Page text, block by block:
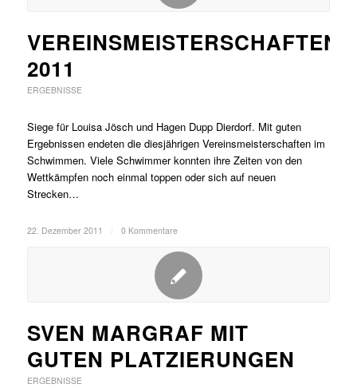
VEREINSMEISTERSCHAFTEN
2011
ERGEBNISSE
Siege für Louisa Jösch und Hagen Dupp Dierdorf. Mit guten
Ergebnissen endeten die diesjährigen Vereinsmeisterschaften im
Schwimmen. Viele Schwimmer konnten ihre Zeiten von den
Wettkämpfen noch einmal toppen oder sich auf neuen
Strecken…
22. Dezember 2011 0 Kommentare
SVEN MARGRAF MIT
GUTEN PLATZIERUNGEN
ERGEBNISSE